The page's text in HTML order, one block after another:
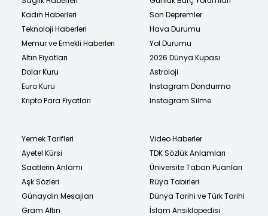
Kadın Haberleri
Teknoloji Haberleri
Memur ve Emekli Haberleri
Altın Fiyatları
Dolar Kuru
Euro Kuru
Kripto Para Fiyatları
Son Depremler
Hava Durumu
Yol Durumu
2026 Dünya Kupası
Astroloji
Instagram Dondurma
Instagram Silme
Yemek Tarifleri
Ayetel Kürsi
Saatlerin Anlamı
Aşk Sözleri
Günaydın Mesajları
Gram Altın
Video Haberler
TDK Sözlük Anlamları
Üniversite Taban Puanları
Rüya Tabirleri
Dünya Tarihi ve Türk Tarihi
İslam Ansiklopedisi